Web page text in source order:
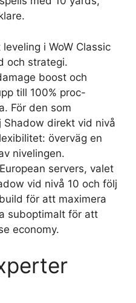
i WoW Classic
och strategi.
boost och
till 100% proc-
För den som
Shadow direkt vid nivå
överväg en
nivelingen.
servers, valet
vid nivå 10 och följ
för att maximera
suboptimalt för att
economy.